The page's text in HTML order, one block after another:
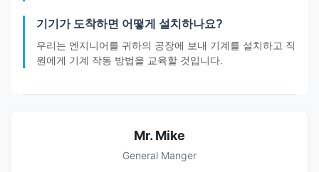
기기가 도착하면 어떻게 설치하나요?
우리는 엔지니어를 귀하의 공장에 보내 기계를 설치하고 직
원에게 기계 작동 방법을 교육할 것입니다.
Mr. Mike
General Manger